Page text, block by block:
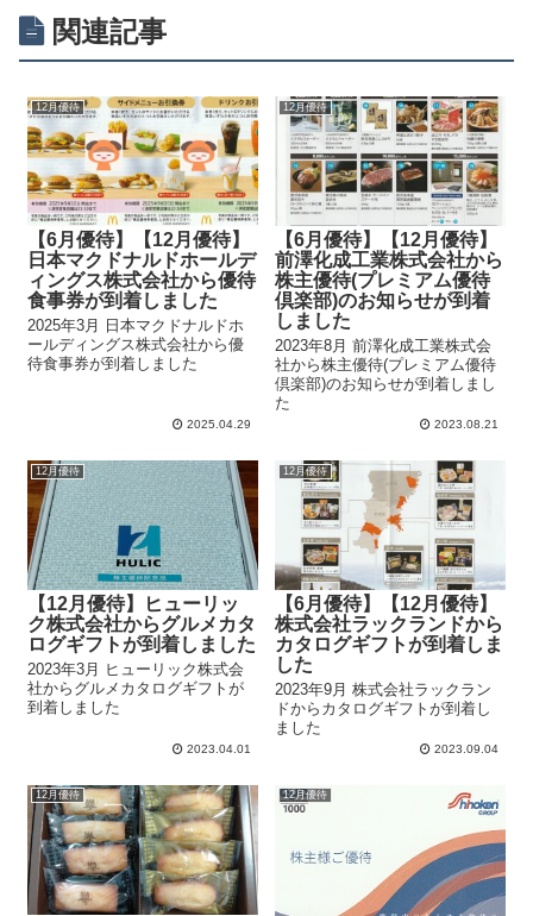
関連記事
12月優待
【6月優待】【12月優待】
日本マクドナルドホールデ
ィングス株式会社から優待
食事券が到着しました
2025年3月 日本マクドナルドホ
ールディングス株式会社から優
待食事券が到着しました
2025.04.29
12月優待
【6月優待】【12月優待】
前澤化成工業株式会社から
株主優待(プレミアム優待
倶楽部)のお知らせが到着
しました
2023年8月 前澤化成工業株式会
社から株主優待(プレミアム優待
倶楽部)のお知らせが到着しまし
た
2023.08.21
12月優待
【12月優待】ヒューリッ
ク株式会社からグルメカタ
ログギフトが到着しました
2023年3月 ヒューリック株式会
社からグルメカタログギフトが
到着しました
2023.04.01
12月優待
【6月優待】【12月優待】
株式会社ラックランドから
カタログギフトが到着しま
した
2023年9月 株式会社ラックラン
ドからカタログギフトが到着し
ました
2023.09.04
12月優待 12月優待